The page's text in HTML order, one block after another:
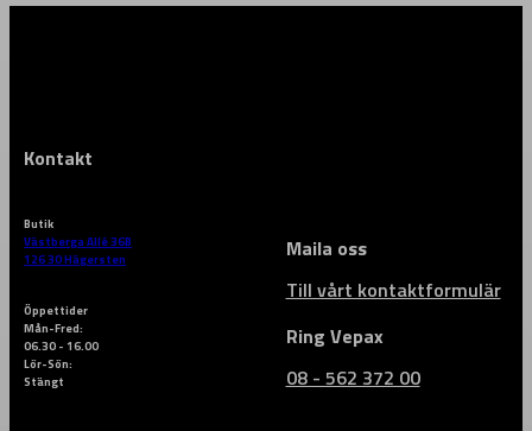
Kontakt
Butik
Västberga Allé 36B
126 30 Hägersten
Maila oss
Till vårt kontaktformulär
Öppettider
Mån-Fred:
06.30 - 16.00
Lör-Sön:
Stängt
Ring Vepax
08 - 562 372 00